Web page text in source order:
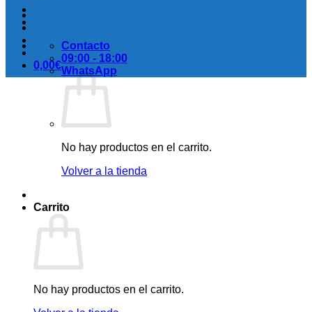
0,00€
No hay productos en el carrito.
Volver a la tienda
Carrito
No hay productos en el carrito.
Contacto
09:00 - 18:00
WhatsApp